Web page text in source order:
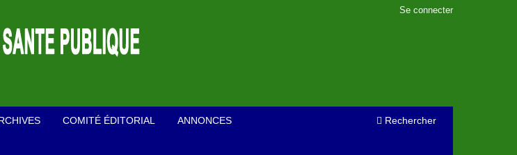
COMITÉ ÉDITORIAL ANNONCES Rechercher
Se connecter